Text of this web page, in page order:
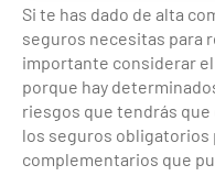
Si te has dado de alta
seguros necesitas para
importante considerar
porque hay
riesgos que tendrás
los seguros obligatorios
complementarios que